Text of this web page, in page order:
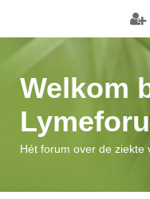
Welkom
Hét forum over de ziekte